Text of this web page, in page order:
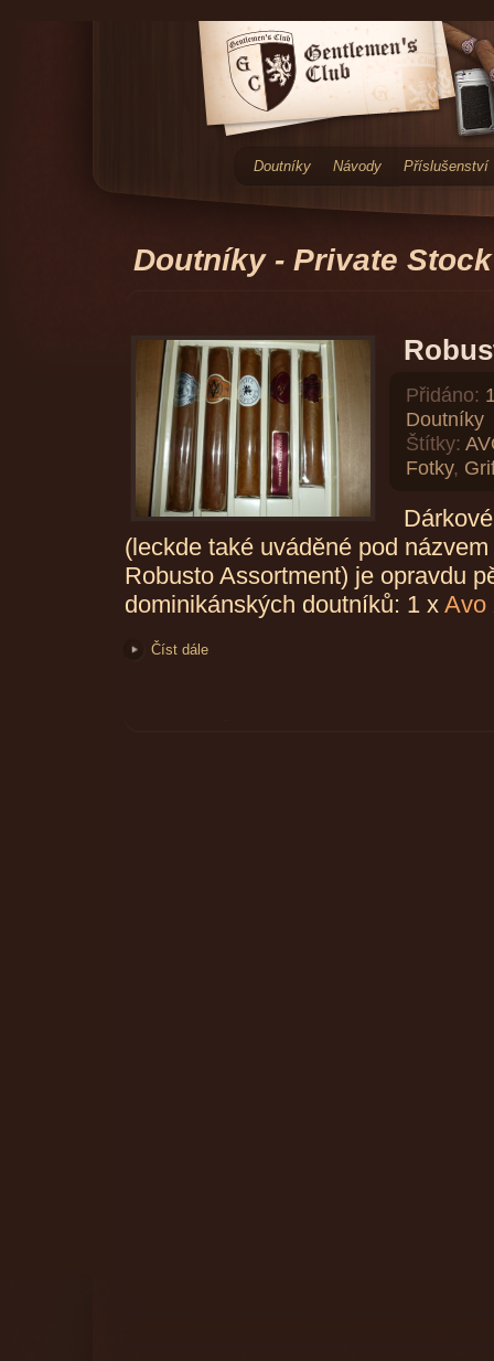
Doutníky Návody Příslušenství
Doutníky - Private Stock
Přidáno:
Doutníky
Štítky:
Fotky,
(leckde také uváděné pod
Robusto Assortment) je opravdu
dominikánských doutníků: 1 x
Číst dále